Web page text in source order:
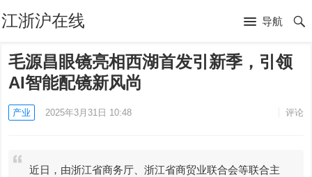
江浙沪在线 导航
毛源昌眼镜亮相西湖首发引新季，引领
AI智能配镜新风尚
产业 2025年3月31日 10:48 评论
近日，由浙江省商务厅、浙江省商贸业联合会等联合主